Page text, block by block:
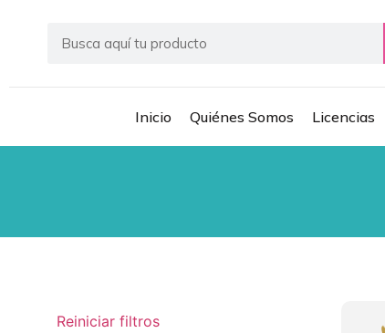
Inicio Quiénes Somos Licencias
Reiniciar filtros